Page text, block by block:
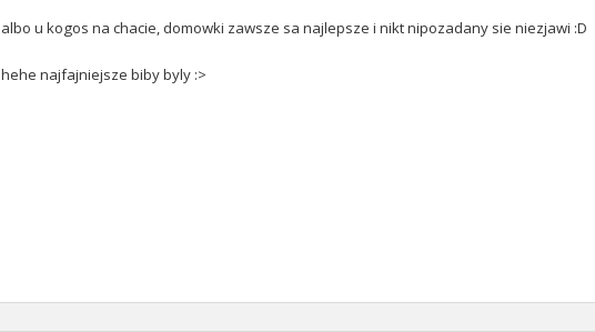
albo u kogos na chacie, domowki zawsze sa najlepsze i nikt nipozadany sie niezjawi :D
hehe najfajniejsze biby byly :>